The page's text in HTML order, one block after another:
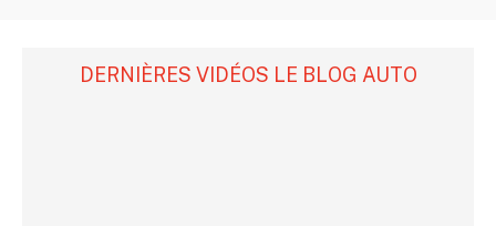
DERNIÈRES VIDÉOS LE BLOG AUTO